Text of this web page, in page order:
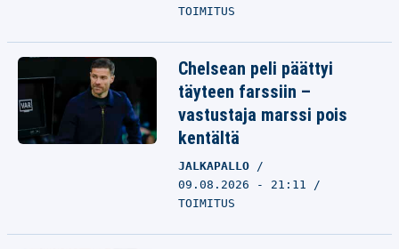
TOIMITUS
Chelsean peli päättyi
täyteen farssiin –
vastustaja marssi pois
kentältä
JALKAPALLO
09.08.2026 - 21:11
TOIMITUS